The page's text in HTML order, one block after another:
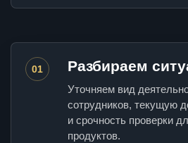
01 Разбираем
Уточняем вид
сотрудников, текущую
и срочность проверки
продуктов.